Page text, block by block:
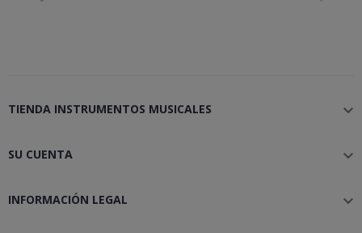
TIENDA INSTRUMENTOS MUSICALES 
SU CUENTA 
INFORMACIÓN LEGAL 